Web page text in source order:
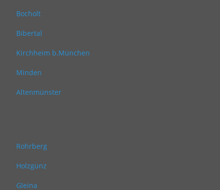
Bocholt
Bibertal
Kirchheim b.München
Minden
Altenmünster
Rohrberg
Holzgünz
Gleina